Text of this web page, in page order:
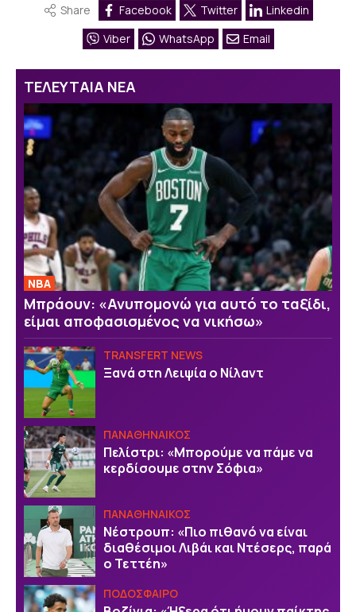
Share Facebook Twitter
Linkedin
Viber
WhatsApp Email
ΤΕΛΕΥΤΑΙΑ ΝΕΑ
NBA
Μπράουν: «Ανυπομονώ για αυτό το ταξίδι,
είμαι αποφασισμένος να νικήσω»
TRANSFERT NEWS
Ξανά στη Λειψία ο Νίλαντ
ΠΑΝΑΘΗΝΑΙΚΟΣ
Πελίστρι: «Μπορούμε να πάμε να
κερδίσουμε στην Σόφια»
ΠΑΝΑΘΗΝΑΙΚΟΣ
Νέστρουπ: «Πιο πιθανό να είναι
διαθέσιμοι Λιβάι και Ντέσερς, παρά
ο Τεττέη»
ΠΟΔΟΣΦΑΙΡΟ